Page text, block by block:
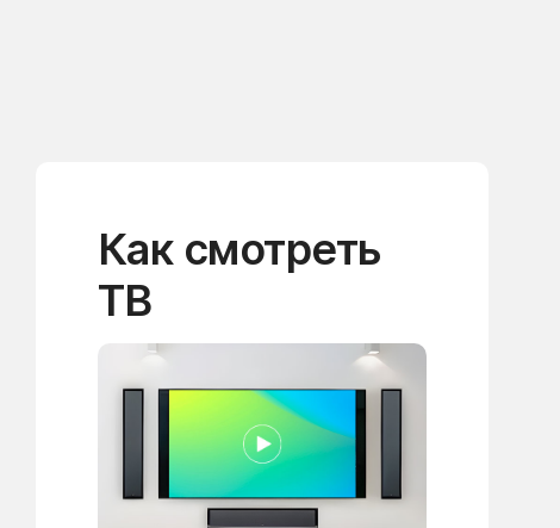
Как смотреть
ТВ